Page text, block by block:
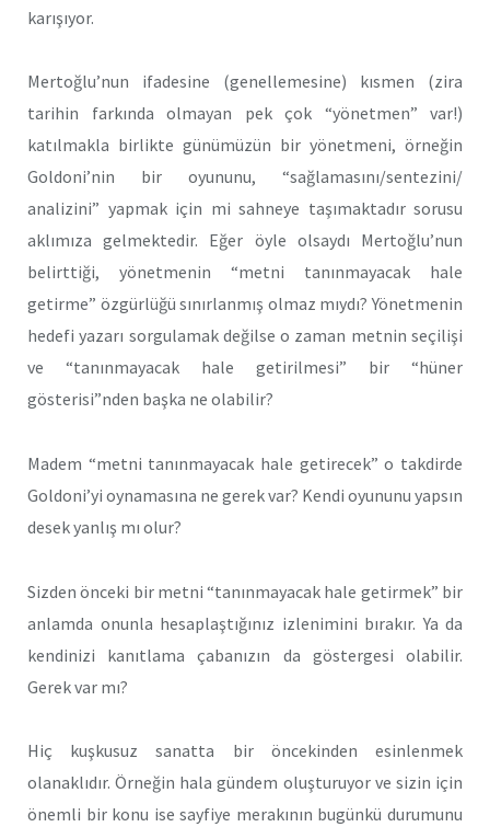
karışıyor.
Mertoğlu’nun ifadesine (genellemesine) kısmen (zira
tarihin farkında olmayan pek çok “yönetmen” var!)
katılmakla birlikte günümüzün bir yönetmeni, örneğin
Goldoni’nin bir oyununu, “sağlamasını/sentezini/
analizini” yapmak için mi sahneye taşımaktadır sorusu
aklımıza gelmektedir. Eğer öyle olsaydı Mertoğlu’nun
belirttiği, yönetmenin “metni tanınmayacak hale
getirme” özgürlüğü sınırlanmış olmaz mıydı? Yönetmenin
hedefi yazarı sorgulamak değilse o zaman metnin seçilişi
ve “tanınmayacak hale getirilmesi” bir “hüner
gösterisi”nden başka ne olabilir?
Madem “metni tanınmayacak hale getirecek” o takdirde
Goldoni’yi oynamasına ne gerek var? Kendi oyununu yapsın
desek yanlış mı olur?
Sizden önceki bir metni “tanınmayacak hale getirmek” bir
anlamda onunla hesaplaştığınız izlenimini bırakır. Ya da
kendinizi kanıtlama çabanızın da göstergesi olabilir.
Gerek var mı?
Hiç kuşkusuz sanatta bir öncekinden esinlenmek
olanaklıdır. Örneğin hala gündem oluşturuyor ve sizin için
önemli bir konu ise sayfiye merakının bugünkü durumunu